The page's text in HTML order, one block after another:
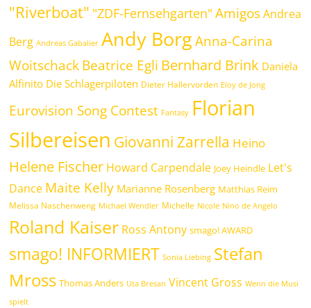
"Riverboat" "ZDF-Fernsehgarten" Amigos Andrea
Berg Andreas Gabalier Andy Borg Anna-Carina
WoitschackBeatrice Egli Bernhard Brink Daniela
Alfinito Die Schlagerpiloten Dieter Hallervorden Eloy de Jong
Eurovision Song Contest Fantasy Florian
Silbereisen Giovanni Zarrella Heino
Helene Fischer Howard Carpendale Joey Heindle Let's
Dance Maite Kelly Marianne Rosenberg Matthias Reim
Melissa Naschenweng Michael Wendler Michelle Nicole Nino de Angelo
Roland Kaiser Ross Antony smago! AWARD
smago! INFORMIERT Sonia Liebing Stefan
Mross Thomas Anders Uta Bresan Vincent Gross Wenn die Musi
spielt